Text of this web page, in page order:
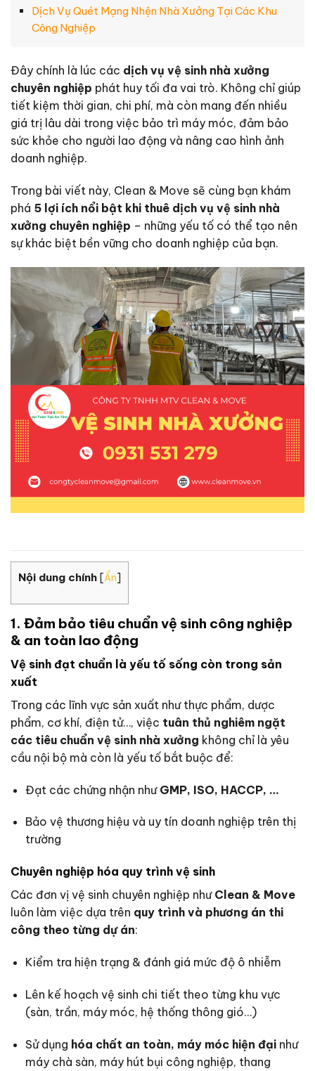
Dịch Vụ Quét Mạng Nhện Nhà Xưởng Tại Các Khu
Công Nghiệp
Đây chính là lúc các dịch vụ vệ sinh nhà xưởng
chuyên nghiệp phát huy tối đa vai trò. Không chỉ giúp
tiết kiệm thời gian, chi phí, mà còn mang đến nhiều
giá trị lâu dài trong việc bảo trì máy móc, đảm bảo
sức khỏe cho người lao động và nâng cao hình ảnh
doanh nghiệp.
Trong bài viết này, Clean & Move sẽ cùng bạn khám
phá 5 lợi ích nổi bật khi thuê dịch vụ vệ sinh nhà
xưởng chuyên nghiệp – những yếu tố có thể tạo nên
sự khác biệt bền vững cho doanh nghiệp của bạn.
Nội dung chính [Ẩn]
1. Đảm bảo tiêu chuẩn vệ sinh công nghiệp
& an toàn lao động
Vệ sinh đạt chuẩn là yếu tố sống còn trong sản
xuất
Trong các lĩnh vực sản xuất như thực phẩm, dược
phẩm, cơ khí, điện tử…, việc tuân thủ nghiêm ngặt
các tiêu chuẩn vệ sinh nhà xưởng không chỉ là yêu
cầu nội bộ mà còn là yếu tố bắt buộc để:
Đạt các chứng nhận như GMP, ISO, HACCP, …
Bảo vệ thương hiệu và uy tín doanh nghiệp trên thị
trường
Chuyên nghiệp hóa quy trình vệ sinh
Các đơn vị vệ sinh chuyên nghiệp như Clean & Move
luôn làm việc dựa trên quy trình và phương án thi
công theo từng dự án:
Kiểm tra hiện trạng & đánh giá mức độ ô nhiễm
Lên kế hoạch vệ sinh chi tiết theo từng khu vực
(sàn, trần, máy móc, hệ thống thông gió…)
Sử dụng hóa chất an toàn, máy móc hiện đạinhư
máy chà sàn, máy hút bụi công nghiệp, thang